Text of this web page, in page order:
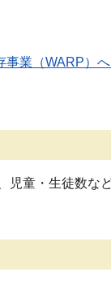
業（WARP）へ
児童・生徒数な